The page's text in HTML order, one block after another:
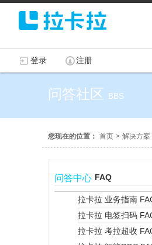
登录 注册
问答社区 BBS
您现在的位置： 首页 > 解决方案
问答中心 FAQ
拉卡拉 业务指南
拉卡拉 电签扫码
拉卡拉 考拉超收